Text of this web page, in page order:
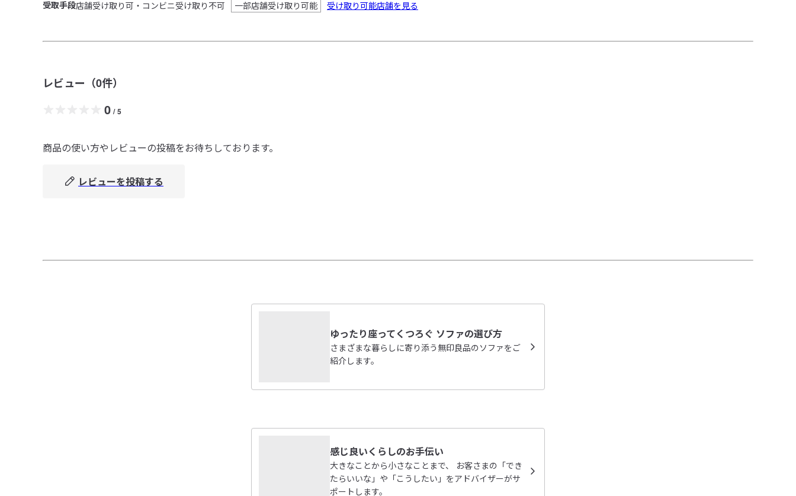
受取手段店舗受け取り可・コンビニ受け取り不可 一部店舗受け取り可能 受け取り可能店舗を見る
レビュー（0件）
0 / 5
商品の使い方やレビューの投稿をお待ちしております。
レビューを投稿する
ゆったり座ってくつろぐ ソファの選び方
さまざまな暮らしに寄り添う無印良品のソファをご
紹介します。
感じ良いくらしのお手伝い
大きなことから小さなことまで、 お客さまの「でき
たらいいな」や「こうしたい」をアドバイザーがサ
ポートします。